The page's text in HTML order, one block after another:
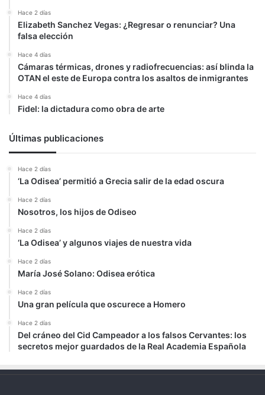
Hace 2 días
Elizabeth Sanchez Vegas: ¿Regresar o renunciar? Una
falsa elección
Hace 4 días
Cámaras térmicas, drones y radiofrecuencias: así blinda la
OTAN el este de Europa contra los asaltos de inmigrantes
Hace 4 días
Fidel: la dictadura como obra de arte
Últimas publicaciones
Hace 2 días
‘La Odisea’ permitió a Grecia salir de la edad oscura
Hace 2 días
Nosotros, los hijos de Odiseo
Hace 2 días
‘La Odisea’ y algunos viajes de nuestra vida
Hace 2 días
María José Solano: Odisea erótica
Hace 2 días
Una gran película que oscurece a Homero
Hace 2 días
Del cráneo del Cid Campeador a los falsos Cervantes: los
secretos mejor guardados de la Real Academia Española